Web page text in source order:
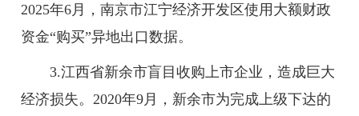
2025年6月，南京市江宁经济开发区使用大额财政
资金“购买”异地出口数据。
3.江西省新余市盲目收购上市企业，造成巨大
经济损失。2020年9月，新余市为完成上级下达的